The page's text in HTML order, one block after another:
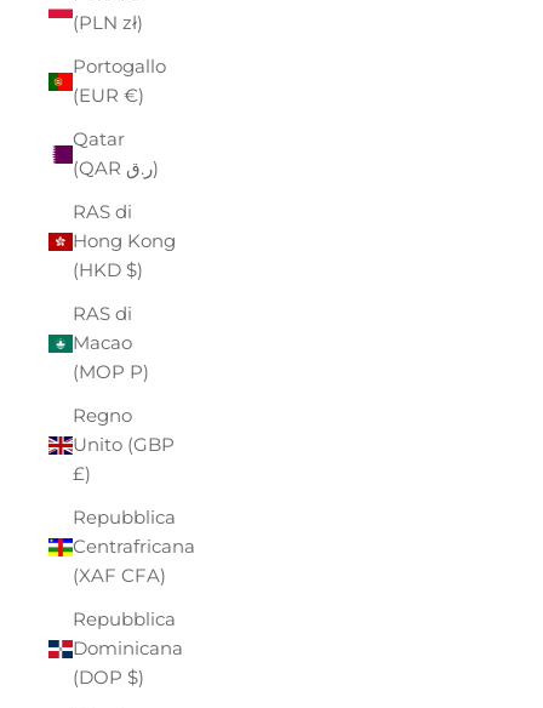
(PLN zł)
Portogallo
(EUR €)
Qatar
(QAR ر.ق)
RAS di
Hong Kong
(HKD $)
RAS di
Macao
(MOP P)
Regno
Unito (GBP
£)
Repubblica
Centrafricana
(XAF CFA)
Repubblica
Dominicana
(DOP $)